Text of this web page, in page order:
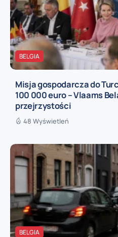
BELGIA
Misja gospodarcza do
100 000 euro – Vlaams
przejrzystości
48 Wyświetleń
BELGIA